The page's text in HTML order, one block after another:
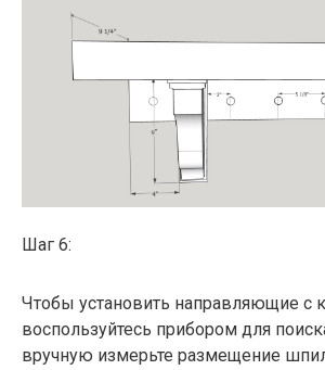
Шаг 6:
Чтобы установить направляющие с
воспользуйтесь прибором для
вручную измерьте размещение